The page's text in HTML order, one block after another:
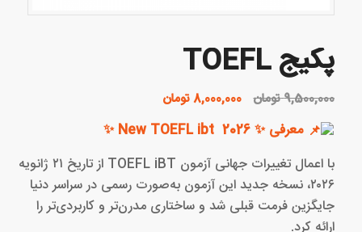
پکیج TOEFL
9,500,000تومان قیمت
9,500,000 تومان
8,000,000تومانقیمت
8,000,000 تومان.
معرفی ✨ New TOEFL ibt 2026 ✨
با اعمال تغییرات جهانی آزمون TOEFL iBT از تاریخ ۲۱ ژانویه
۲۰۲۶، نسخه جدید این آزمون به‌صورت رسمی در سراسر دنیا
جایگزین فرمت قبلی شد و ساختاری مدرن‌تر و کاربردی‌تر را
ارائه کرد.